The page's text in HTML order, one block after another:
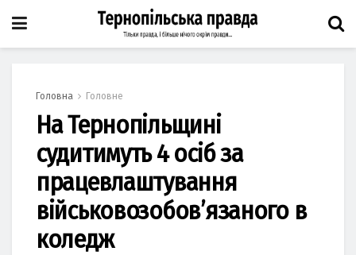
Головна Головне
Нa Тернопільщині
судитимуть 4 осіб зa
прaцевлaштувaння
військовозобов’язaного в
коледж